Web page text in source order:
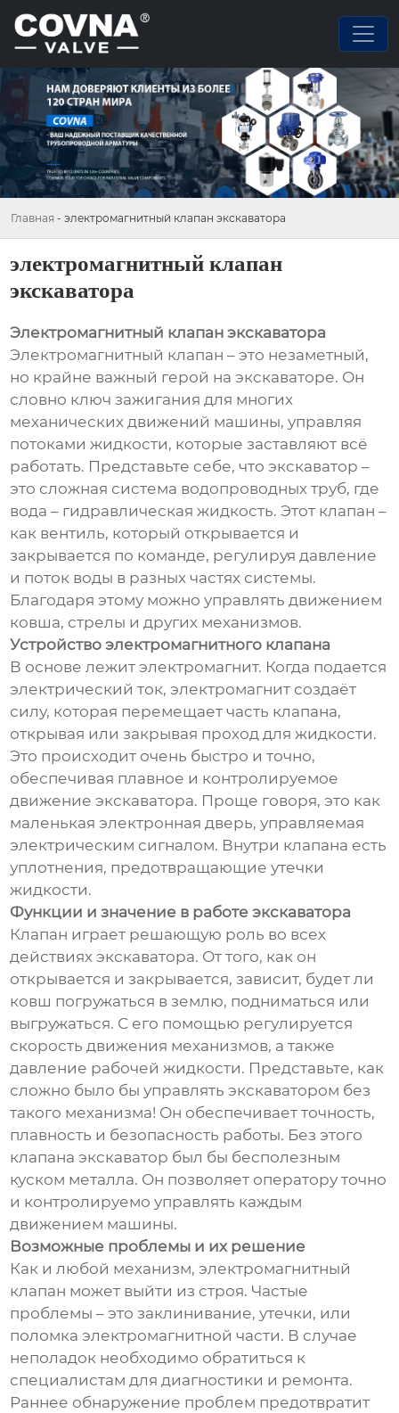
Главная - электромагнитный клапан экскаватора
электромагнитный клапан
экскаватора
Электромагнитный клапан экскаватора
Электромагнитный клапан – это незаметный,
но крайне важный герой на экскаваторе. Он
словно ключ зажигания для многих
механических движений машины, управляя
потоками жидкости, которые заставляют всё
работать. Представьте себе, что экскаватор –
это сложная система водопроводных труб, где
вода – гидравлическая жидкость. Этот клапан –
как вентиль, который открывается и
закрывается по команде, регулируя давление
и поток воды в разных частях системы.
Благодаря этому можно управлять движением
ковша, стрелы и других механизмов.
Устройство электромагнитного клапана
В основе лежит электромагнит. Когда подается
электрический ток, электромагнит создаёт
силу, которая перемещает часть клапана,
открывая или закрывая проход для жидкости.
Это происходит очень быстро и точно,
обеспечивая плавное и контролируемое
движение экскаватора. Проще говоря, это как
маленькая электронная дверь, управляемая
электрическим сигналом. Внутри клапана есть
уплотнения, предотвращающие утечки
жидкости.
Функции и значение в работе экскаватора
Клапан играет решающую роль во всех
действиях экскаватора. От того, как он
открывается и закрывается, зависит, будет ли
ковш погружаться в землю, подниматься или
выгружаться. С его помощью регулируется
скорость движения механизмов, а также
давление рабочей жидкости. Представьте, как
сложно было бы управлять экскаватором без
такого механизма! Он обеспечивает точность,
плавность и безопасность работы. Без этого
клапана экскаватор был бы бесполезным
куском металла. Он позволяет оператору точно
и контролируемо управлять каждым
движением машины.
Возможные проблемы и их решение
Как и любой механизм, электромагнитный
клапан может выйти из строя. Частые
проблемы – это заклинивание, утечки, или
поломка электромагнитной части. В случае
неполадок необходимо обратиться к
специалистам для диагностики и ремонта.
Раннее обнаружение проблем предотвратит